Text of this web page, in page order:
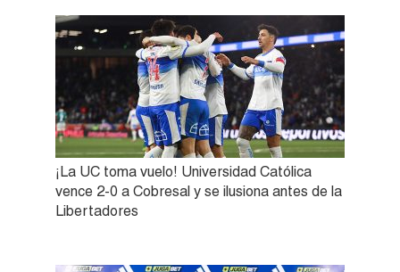
¡La UC toma vuelo! Universidad Católica
vence 2-0 a Cobresal y se ilusiona antes de la
Libertadores